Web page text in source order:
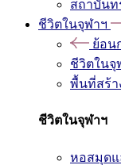
สถาบัน
ชีวิตในจุฬาฯ
ย้อน
ชีวิตในจุ
พื้นที่สร้า
ชีวิตในจุฬาฯ
หอสมุดแ